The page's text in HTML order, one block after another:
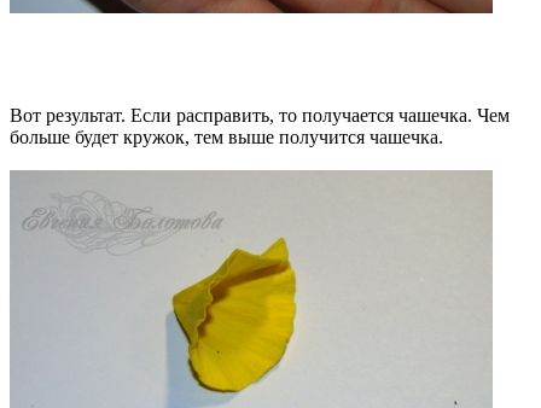
Вот результат. Если расправить, то получается чашечка. Чем
больше будет кружок, тем выше получится чашечка.